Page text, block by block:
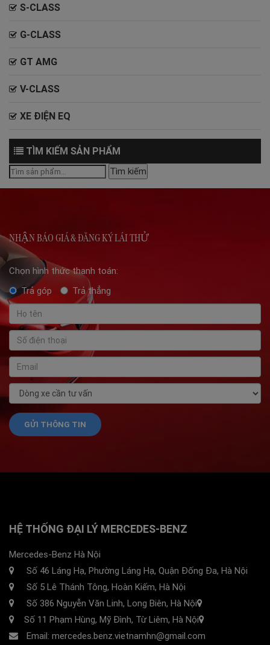
S-CLASS
G-CLASS
GT AMG
V-CLASS
XE ĐIỆN EQ
TÌM KIẾM SẢN PHẨM
Tìm
kiếm:
Tìm kiếm
NHẬN BÁO GIÁ & ĐĂNG KÝ LÁI THỬ
Chọn hình thức thanh toán:
Trả góp
Trả thẳng
HỆ THỐNG ĐẠI LÝ MERCEDES-BENZ
Mercedes-Benz Hà Nội
Số 46 Láng Hạ, Phường Láng Hạ, Quận Đống Đa, Hà Nội
Số 5 Lê Thánh Tông, Hoàn Kiếm, Hà Nội
Số 386 Nguyễn Văn Linh, Long Biên, Hà Nội
Số 11 Phạm Hùng, Mỹ Đình, Từ Liêm, Hà Nội
Email: mercedes.benz.vietnamhn@gmail.com